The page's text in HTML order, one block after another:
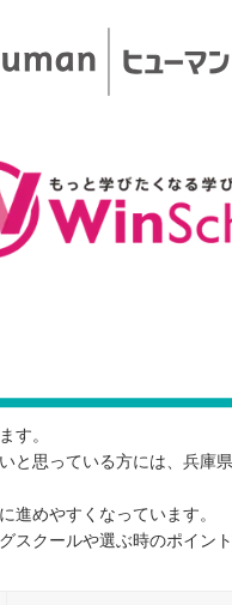
す。
と思っている方には、兵庫
進めやすくなっています。
スクールや選ぶ時のポイン